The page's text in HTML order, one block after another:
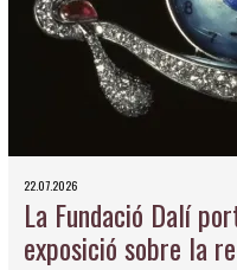
22.07.2026
La Fundació Dalí
exposició sobre la